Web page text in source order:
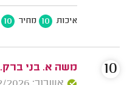
איכות 10 מחיר 10
משה א. בני ברק.
10